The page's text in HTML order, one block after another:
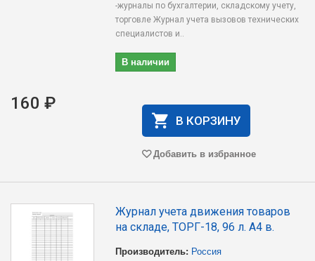
-журналы по бухгалтерии, складскому учету,
торговле Журнал учета вызовов технических
специалистов и..
В наличии
160 ₽
В КОРЗИНУ
Добавить в избранное
Журнал учета движения товаров
на складе, ТОРГ-18, 96 л. А4 в.
Производитель: Россия